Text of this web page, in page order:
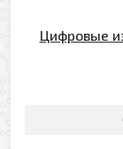
Цифровые